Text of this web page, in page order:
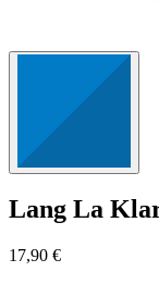
Lang La
17,90 €